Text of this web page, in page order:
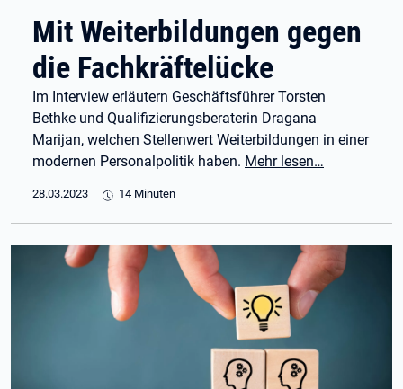
Mit Weiterbildungen gegen
die Fachkräftelücke
Im Interview erläutern Geschäftsführer Torsten
Bethke und Qualifizierungsberaterin Dragana
Marijan, welchen Stellenwert Weiterbildungen in einer
modernen Personalpolitik haben. Mehr lesen…
28.03.2023 14 Minuten